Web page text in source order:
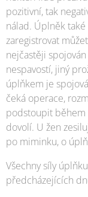
pozitivní, tak
nálad. Úplněk
zaregistrovat
nejčastěji
nespavostí, jiný
úplňkem je
čeká operace,
podstoupit během
dovolí. U žen
po miminku, o
Všechny síly
předcházejících